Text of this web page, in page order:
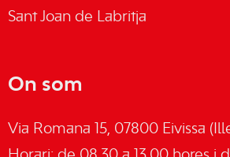
Sant Joan de Labritja
On som
Via Romana 15, 07800 Eivissa